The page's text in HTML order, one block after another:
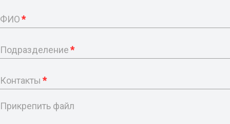
ФИО*
Подразделение*
Контакты *
Прикрепить файл